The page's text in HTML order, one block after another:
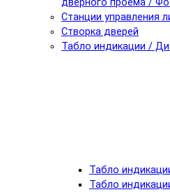
Станции управления
Створка дверей
Табло индикации /
Табло
Табло